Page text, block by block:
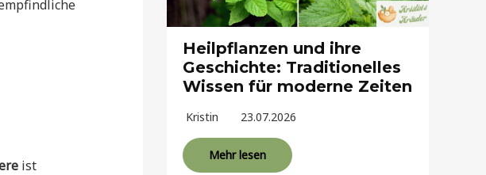
ist
Heilpflanzen und ihre
Geschichte: Traditionelles
Wissen für moderne Zeiten
Kristin 23.07.2026
Mehr lesen